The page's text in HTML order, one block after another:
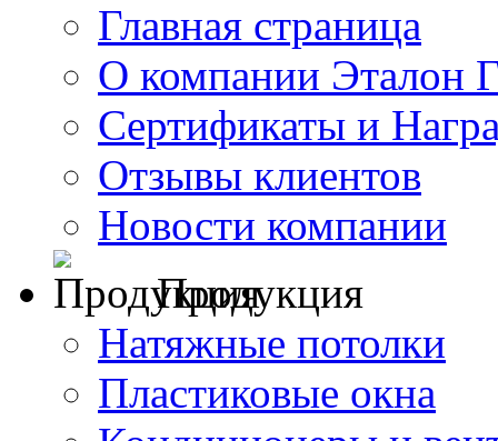
Главная страница
О компании Эталон
Сертификаты и
Отзывы клиентов
Новости компании
Продукция
Натяжные потолки
Пластиковые окна